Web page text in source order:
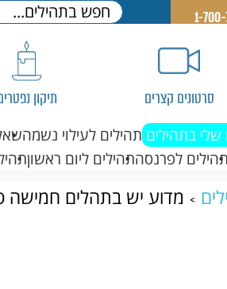
סרטונים קצרים תיקון
בתהילים תהילים לעילוי נשמה
תהילים לפרנסהתהילים ליום ראשון
מדוע יש בתהלים חמישה